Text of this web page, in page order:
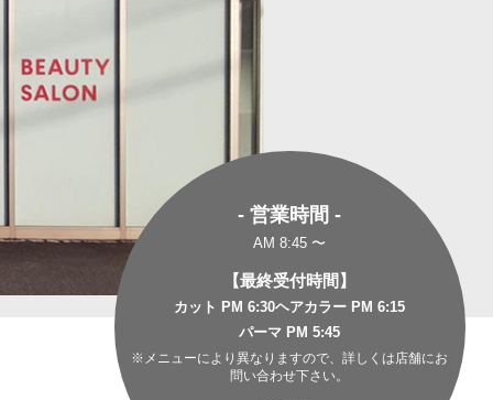
- 営業時間 -
AM 8:45 〜
【最終受付時間】
カット PM 6:30ヘアカラー PM 6:15
パーマ PM 5:45
※メニューにより異なりますので、詳しくは店舗にお
問い合わせ下さい。